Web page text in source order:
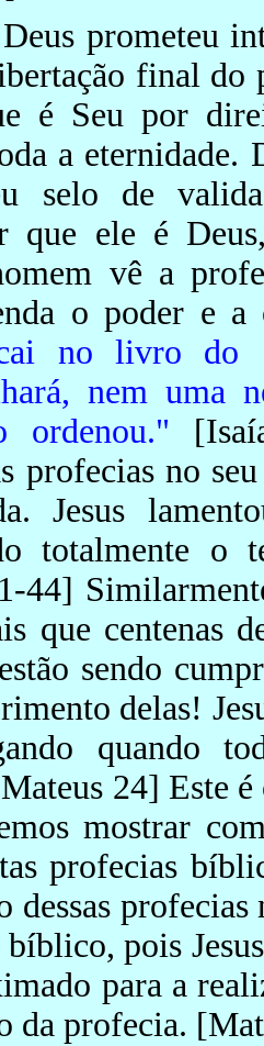
prometeu
final do
é Seu por
a eternidade.
selo de
que ele é
vê a
o poder e a
no livro do
nem uma
ordenou."
profecias no
Jesus
totalmente o
44]
que centenas
sendo
delas!
quando
24] Este
mostrar
profecias
dessas
pois
para a
da profecia.